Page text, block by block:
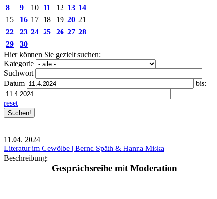
8
9 10 11 12 13 14
15
16 17 18 19 20 21
22
23 24 25 26 27 28
29
30
Hier können Sie gezielt suchen:
Kategorie
Suchwort
Datum
bis:
reset
11.04. 2024
Literatur im Gewölbe | Bernd Späth & Hanna Miska
Beschreibung:
Gesprächsreihe mit Moderation